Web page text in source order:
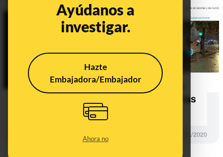
Ayúdanos a
investigar.
Hazte
Embajadora/Embajador
Ahora no
Los tuits que varias cuentas de Vox
borraron sobre las protestas en varias
ciudades españolas
02/11/2020